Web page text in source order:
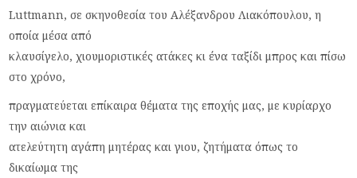
Luttmann, σε σκηνοθεσία του Αλέξανδρου Λιακόπουλου, η
οποία μέσα από
κλαυσίγελο, χιουμοριστικές ατάκες κι ένα ταξίδι μπρος και πίσω
στο χρόνο,
πραγματεύεται επίκαιρα θέματα της εποχής μας, με κυρίαρχο
την αιώνια και
ατελεύτητη αγάπη μητέρας και γιου, ζητήματα όπως το
δικαίωμα της